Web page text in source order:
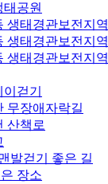
태공원
생태경관보전지역
생태경관보전지역
생태경관보전지역
걷기
무장애자락길
산책로
발걷기 좋은 길
장소